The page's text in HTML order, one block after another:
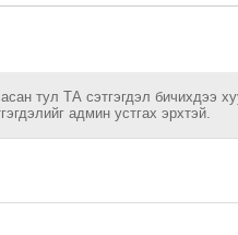
тул ТА сэтгэгдэл бичихдээ
админ устгах эрхтэй.